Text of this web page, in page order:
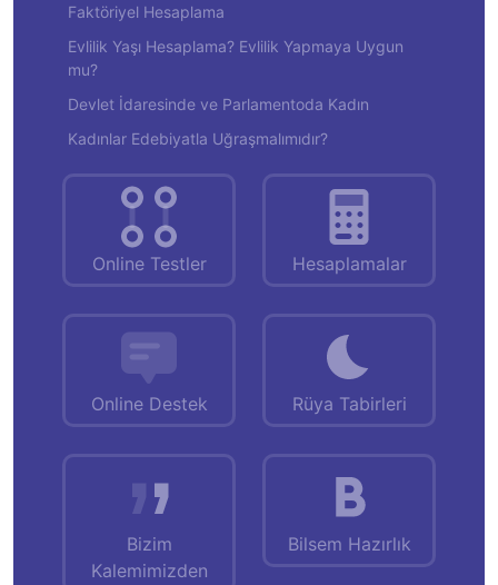
Faktöriyel Hesaplama
Evlilik Yaşı Hesaplama? Evlilik Yapmaya Uygun
mu?
Devlet İdaresinde ve Parlamentoda Kadın
Kadınlar Edebiyatla Uğraşmalımıdır?
Online Testler Hesaplamalar
Online Destek Rüya Tabirleri
Bizim
Kalemimizden
Bilsem Hazırlık